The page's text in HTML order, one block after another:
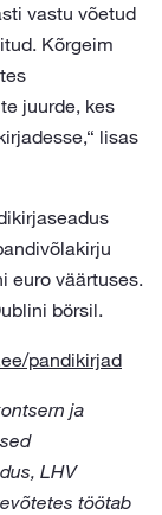
vastu võetud
Kõrgeim
juurde, kes
lisas
euro väärtuses.
börsil.
pandikirjad
ja
LHV
töötab